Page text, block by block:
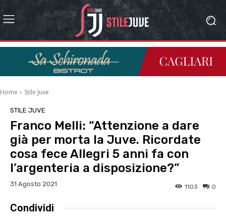
Home Stile Juve
STILE JUVE
Franco Melli: “Attenzione a dare
già per morta la Juve. Ricordate
cosa fece Allegri 5 anni fa con
l’argenteria a disposizione?”
31 Agosto 2021 0
1103
Condividi